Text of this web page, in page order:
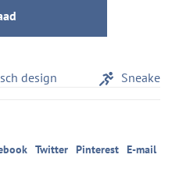
design
Twitter Pinterest E-mail